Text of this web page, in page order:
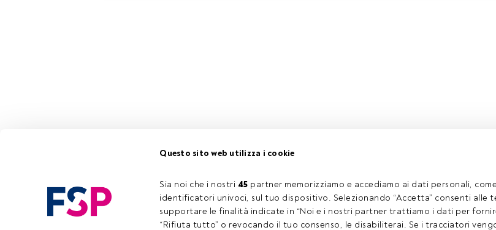
Questo sito web utilizza i cookie
Sia noi che i nostri 45 partner memorizziamo e accediamo ai dati personali,
identificatori univoci, sul tuo dispositivo. Selezionando “Accetta” consenti alle
supportare le finalità indicate in “Noi e i nostri partner trattiamo i dati per
“Rifiuta tutto” o revocando il tuo consenso, le disabiliterai. Se i tracciatori